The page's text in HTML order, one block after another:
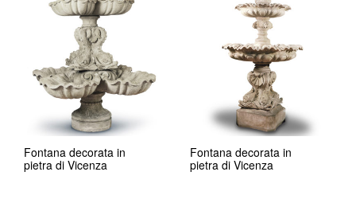
Fontana decorata in
pietra di Vicenza
Fontana decorata in
pietra di Vicenza